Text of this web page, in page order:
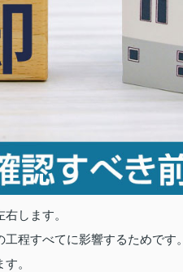
します。
程すべてに影響するためです。
。